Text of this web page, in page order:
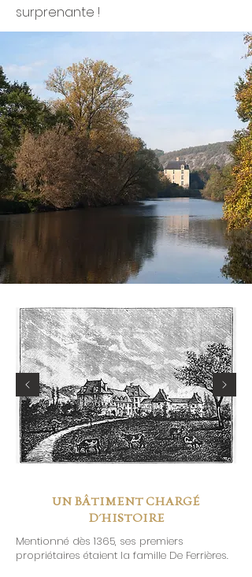
surprenante !
UN BÂTIMENT CHARGÉ
D'HISTOIRE
Mentionné dès 1365, ses premiers
propriétaires étaient la famille De Ferrières.